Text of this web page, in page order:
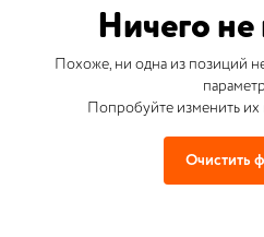
Ничего
Похоже, ни одна из позиций
Попробуйте изменить их
Очистить